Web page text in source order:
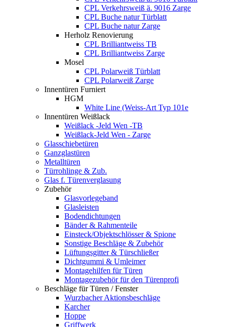
CPL Verkehrsweiß ä. 9016 Zarge
CPL Buche natur Türblatt
CPL Buche natur Zarge
Herholz Renovierung
CPL Brilliantweiss TB
CPL Brilliantweiss Zarge
Mosel
CPL Polarweiß Türblatt
CPL Polarweiß Zarge
Innentüren Furniert
HGM
White Line (Weiss-Art Typ 101e
Innentüren Weißlack
Weißlack -Jeld Wen -TB
Weißlack-Jeld Wen - Zarge
Glasschiebetüren
Ganzglastüren
Metalltüren
Türrohlinge & Zub.
Glas f. Türenverglasung
Zubehör
Glasvorlegeband
Glasleisten
Bodendichtungen
Bänder & Rahmenteile
Einsteck/Objektschlösser & Spione
Sonstige Beschläge & Zubehör
Lüftungsgitter & Türschließer
Dichtgummi & Umleimer
Montagehilfen für Türen
Montagezubehör für den Türenprofi
Beschläge für Türen / Fenster
Wurzbacher Aktionsbeschläge
Karcher
Hoppe
Griffwerk